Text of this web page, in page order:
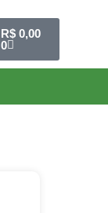
R$0,00
0